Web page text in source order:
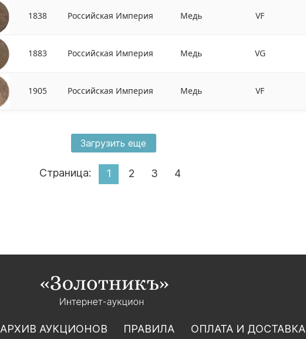
1838 Российская Империя Медь VF
1883 Российская Империя Медь VG
1905 Российская Империя Медь VF
Загрузить еще
Страница: 1 2 3 4
АРХИВ АУКЦИОНОВ ПРАВИЛА ОПЛАТА И ДОСТАВКА